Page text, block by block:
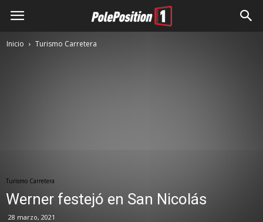
Inicio Turismo Carretera
Turismo Carretera
Werner festejó en San Nicolás
28 marzo, 2021